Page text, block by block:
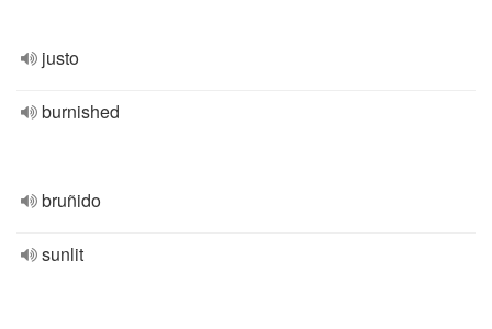
justo
burnished
bruñido
sunlit